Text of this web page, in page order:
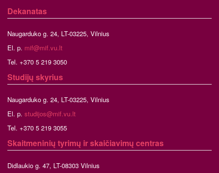
Dekanatas
Naugarduko g. 24, LT-03225, Vilnius
El. p. mif@mif.vu.lt
Tel. +370 5 219 3050
Studijų skyrius
Naugarduko g. 24, LT-03225, Vilnius
El. p. studijos@mif.vu.lt
Tel. +370 5 219 3055
Skaitmeninių tyrimų ir skaičiavimų centras
Didlaukio g. 47, LT-08303 Vilnius